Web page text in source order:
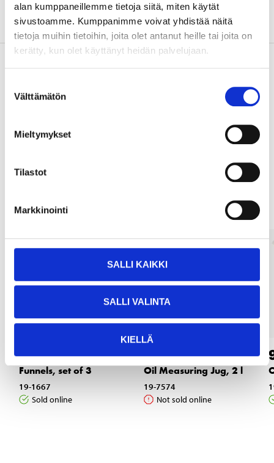
alan kumppaneillemme tietoja siitä, miten käytät
sivustoamme. Kumppanimme voivat yhdistää näitä
tietoja muihin tietoihin, joita olet antanut heille tai joita on
kerätty, kun olet käyttänyt heidän palvelujaan.
valinta
Välttämätön
Mieltymykset
Tilastot
Markkinointi
SALLI KAIKKI
SALLI VALINTA
KIELLÄ
About the manufacturer
Other customers also bought
4
Funnels, set of 3
19-1667
Sold online
8
Oil Measuring Jug, 2 l
19-7574
Not sold online